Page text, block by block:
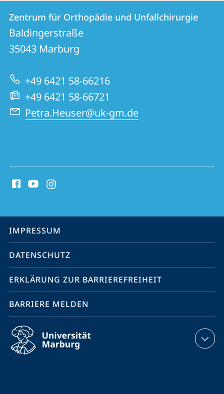
Kontakt
und
Informationen
zur
Website
Kontaktinformationen
Zentrum
für
Orthopädie
und
Unfallchirurgie
Zentrum für Orthopädie und Unfallchirurgie
Baldingerstraße
35043 Marburg
+49 6421 58-66216
+49 6421 58-66721
Petra.Heuser@uk-gm.de
Media
Service-
Navigation
IMPRESSUM
DATENSCHUTZ
ERKLÄRUNG ZUR BARRIEREFREIHEIT
BARRIERE MELDEN